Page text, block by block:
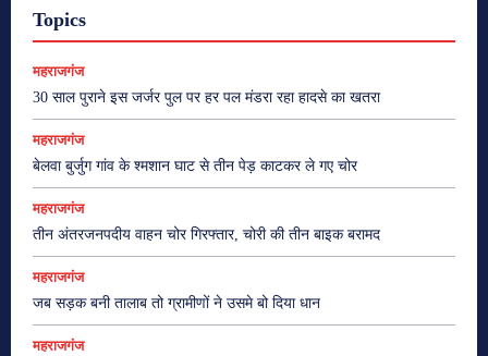
Topics
महराजगंज
30 साल पुराने इस जर्जर पुल पर हर पल मंडरा रहा हादसे का खतरा
महराजगंज
बेलवा बुर्जुग गांव के श्मशान घाट से तीन पेड़ काटकर ले गए चोर
महराजगंज
तीन अंतरजनपदीय वाहन चोर गिरफ्तार, चोरी की तीन बाइक बरामद
महराजगंज
जब सड़क बनी तालाब तो ग्रामीणों ने उसमे बो दिया धान
महराजगंज